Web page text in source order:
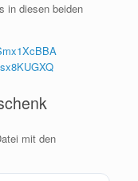
in diesen beiden
mit den